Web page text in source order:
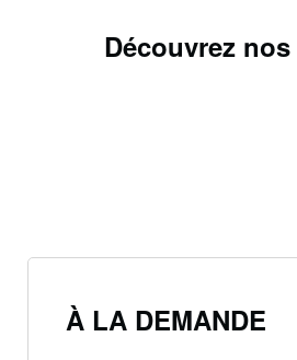
Découvrez
À LA DEMANDE